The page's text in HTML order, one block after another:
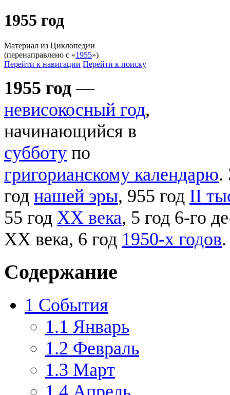
1955 год
Материал из Циклопедии
(перенаправлено с «1955»)
Перейти к навигации Перейти к поиску
1955 год —
невисокосный год,
начинающийся в
субботу по
григорианскому календарю.
год нашей эры, 955 год II
55 год XX века, 5 год 6-го
XX века, 6 год 1950-х годов.
Содержание
1 События
1.1 Январь
1.2 Февраль
1.3 Март